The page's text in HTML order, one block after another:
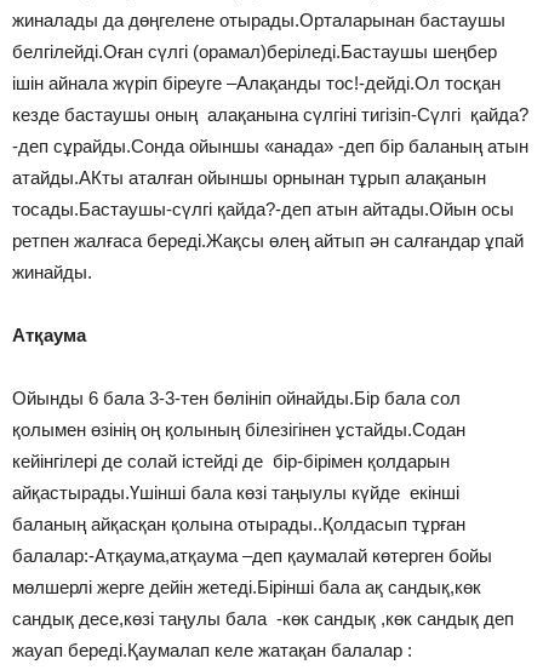
жиналады да дөңгелене отырады.Орталарынан бастаушы
белгілейді.Оған сүлгі (орамал)беріледі.Бастаушы шеңбер
ішін айнала жүріп біреуге –Алақанды тос!-дейді.Ол тосқан
кезде бастаушы оның алақанына сүлгіні тигізіп-Сүлгі қайда?
-деп сұрайды.Сонда ойыншы «анада» -деп бір баланың атын
атайды.АКты аталған ойыншы орнынан тұрып алақанын
тосады.Бастаушы-сүлгі қайда?-деп атын айтады.Ойын осы
ретпен жалғаса береді.Жақсы өлең айтып ән салғандар ұпай
жинайды.
Атқаума
Ойынды 6 бала 3-3-тен бөлініп ойнайды.Бір бала сол
қолымен өзінің оң қолының білезігінен ұстайды.Содан
кейінгілері де солай істейді де бір-бірімен қолдарын
айқастырады.Үшінші бала көзі таңыулы күйде екінші
баланың айқасқан қолына отырады..Қолдасып тұрған
балалар:-Атқаума,атқаума –деп қаумалай көтерген бойы
мөлшерлі жерге дейін жетеді.Бірінші бала ақ сандық,көк
сандық десе,көзі таңулы бала -көк сандық ,көк сандық деп
жауап береді.Қаумалап келе жатақан балалар :